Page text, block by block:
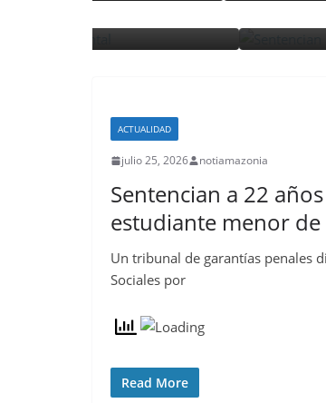
ACTUALIDAD
julio 25, 2026 notiamazonia
Sentencian a 22
estudiante menor de
Un tribunal de garantías penales
Sociales por
Read More